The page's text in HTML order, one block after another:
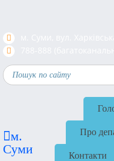
м.
Суми
Про
Контакти